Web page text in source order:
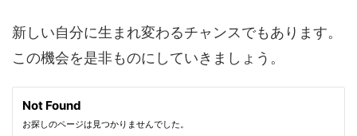
新しい自分に生まれ変わるチャンスでもあります。
この機会を是非ものにしていきましょう。